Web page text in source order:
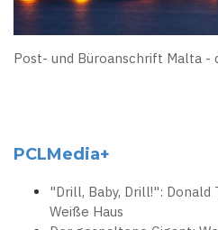
Post- und Büroanschrift Malta
PCLMedia+
"Drill, Baby, Drill!": Donald
Weiße Haus